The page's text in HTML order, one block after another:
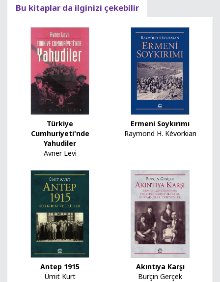
Bu kitaplar da ilginizi çekebilir
Türkiye
Cumhuriyeti'nde
Yahudiler
Avner Levi
Ermeni Soykırımı
Raymond H. Kévorkian
Antep 1915
Ümit Kurt
Akıntıya Karşı
Burçin Gerçek